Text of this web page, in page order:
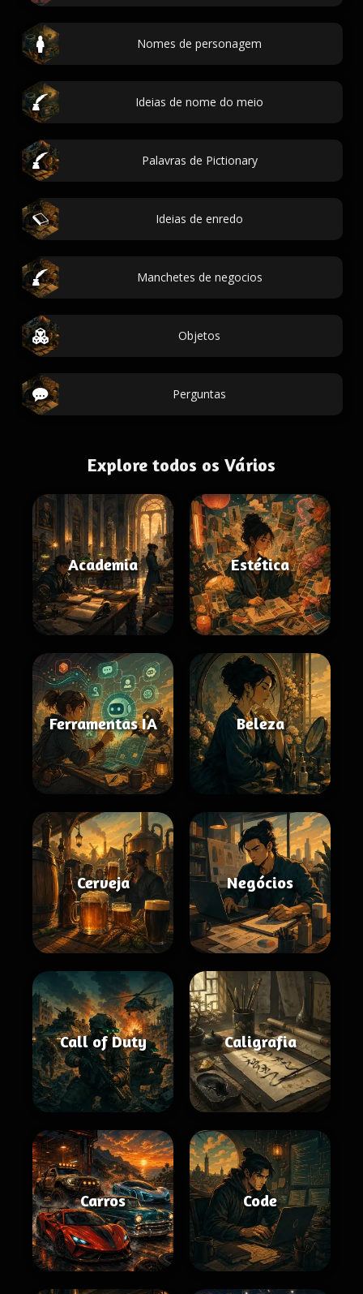
Nomes de personagem
Ideias de nome do meio
Palavras de Pictionary
Ideias de enredo
Manchetes de negocios
Objetos
Perguntas
Explore todos os Vários
Academia Estética
Ferramentas IA Beleza
Cerveja Negócios
Call of Duty Caligrafia
Carros Code